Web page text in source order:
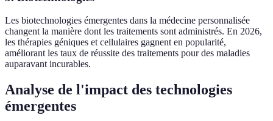
Les biotechnologies émergentes dans la médecine personnalisée
changent la manière dont les traitements sont administrés. En 2026,
les thérapies géniques et cellulaires gagnent en popularité,
améliorant les taux de réussite des traitements pour des maladies
auparavant incurables.
Analyse de l'impact des technologies
émergentes